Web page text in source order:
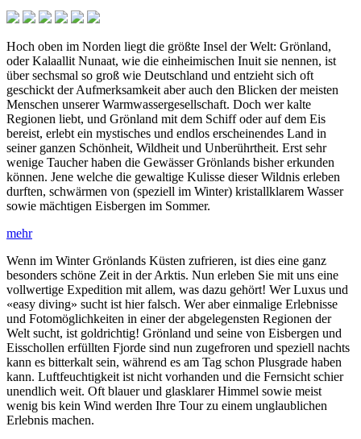
Hoch oben im Norden liegt die größte Insel der Welt: Grönland,
oder Kalaallit Nunaat, wie die einheimischen Inuit sie nennen, ist
über sechsmal so groß wie Deutschland und entzieht sich oft
geschickt der Aufmerksamkeit aber auch den Blicken der meisten
Menschen unserer Warmwassergesellschaft. Doch wer kalte
Regionen liebt, und Grönland mit dem Schiff oder auf dem Eis
bereist, erlebt ein mystisches und endlos erscheinendes Land in
seiner ganzen Schönheit, Wildheit und Unberührtheit. Erst sehr
wenige Taucher haben die Gewässer Grönlands bisher erkunden
können. Jene welche die gewaltige Kulisse dieser Wildnis erleben
durften, schwärmen von (speziell im Winter) kristallklarem Wasser
sowie mächtigen Eisbergen im Sommer.
Wenn im Winter Grönlands Küsten zufrieren, ist dies eine ganz
besonders schöne Zeit in der Arktis. Nun erleben Sie mit uns eine
vollwertige Expedition mit allem, was dazu gehört! Wer Luxus und
«easy diving» sucht ist hier falsch. Wer aber einmalige Erlebnisse
und Fotomöglichkeiten in einer der abgelegensten Regionen der
Welt sucht, ist goldrichtig! Grönland und seine von Eisbergen und
Eisschollen erfüllten Fjorde sind nun zugefroren und speziell nachts
kann es bitterkalt sein, während es am Tag schon Plusgrade haben
kann. Luftfeuchtigkeit ist nicht vorhanden und die Fernsicht schier
unendlich weit. Oft blauer und glasklarer Himmel sowie meist
wenig bis kein Wind werden Ihre Tour zu einem unglaublichen
Erlebnis machen.